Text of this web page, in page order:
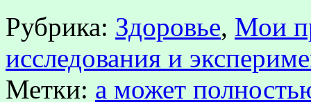
Рубрика: Здоровье, Мои
исследования и
Метки: а может